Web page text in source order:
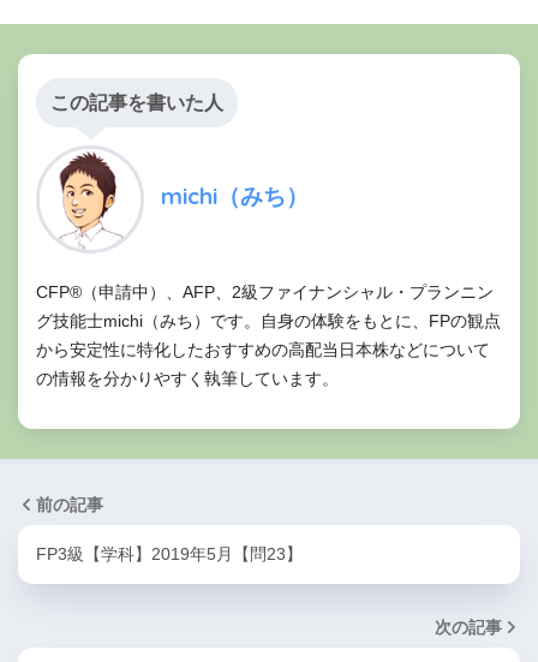
この記事を書いた人
michi（みち）
CFP®（申請中）、AFP、2級ファイナンシャル・プランニン
グ技能士michi（みち）です。自身の体験をもとに、FPの観点
から安定性に特化したおすすめの高配当日本株などについて
の情報を分かりやすく執筆しています。
前の記事
FP3級【学科】2019年5月【問23】
次の記事